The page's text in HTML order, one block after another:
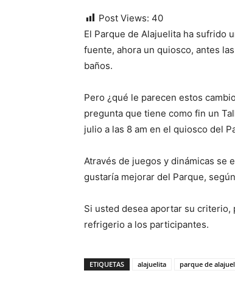
Post Views: 40
El Parque de Alajuelita ha sufrido
fuente, ahora un quiosco, antes
baños.
Pero ¿qué le parecen estos
pregunta que tiene como fin un
julio a las 8 am en el quiosco del
Através de juegos y dinámicas se
gustaría mejorar del Parque,
Si usted desea aportar su criterio,
refrigerio a los participantes.
ETIQUETAS alajuelita parque de